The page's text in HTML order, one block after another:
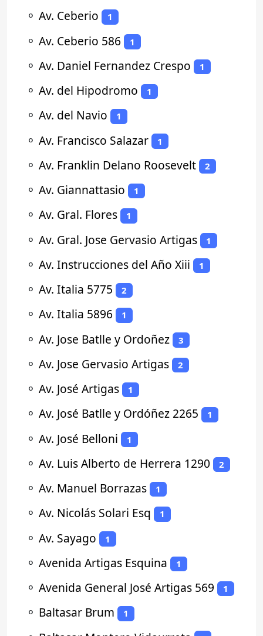
⚬ Av. Ceberio 1
⚬ Av. Ceberio 586 1
⚬ Av. Daniel Fernandez Crespo 1
⚬ Av. del Hipodromo 1
⚬ Av. del Navio 1
⚬ Av. Francisco Salazar 1
⚬ Av. Franklin Delano Roosevelt 2
⚬ Av. Giannattasio 1
⚬ Av. Gral. Flores 1
⚬ Av. Gral. Jose Gervasio Artigas 1
⚬ Av. Instrucciones del Año Xiii 1
⚬ Av. Italia 5775 2
⚬ Av. Italia 5896 1
⚬ Av. Jose Batlle y Ordoñez 3
⚬ Av. Jose Gervasio Artigas 2
⚬ Av. José Artigas 1
⚬ Av. José Batlle y Ordóñez 2265 1
⚬ Av. José Belloni 1
⚬ Av. Luis Alberto de Herrera 1290 2
⚬ Av. Manuel Borrazas 1
⚬ Av. Nicolás Solari Esq 1
⚬ Av. Sayago 1
⚬ Avenida Artigas Esquina 1
⚬ Avenida General José Artigas 569 1
⚬ Baltasar Brum 1